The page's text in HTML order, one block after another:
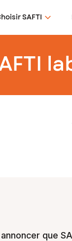
SAFTI
que